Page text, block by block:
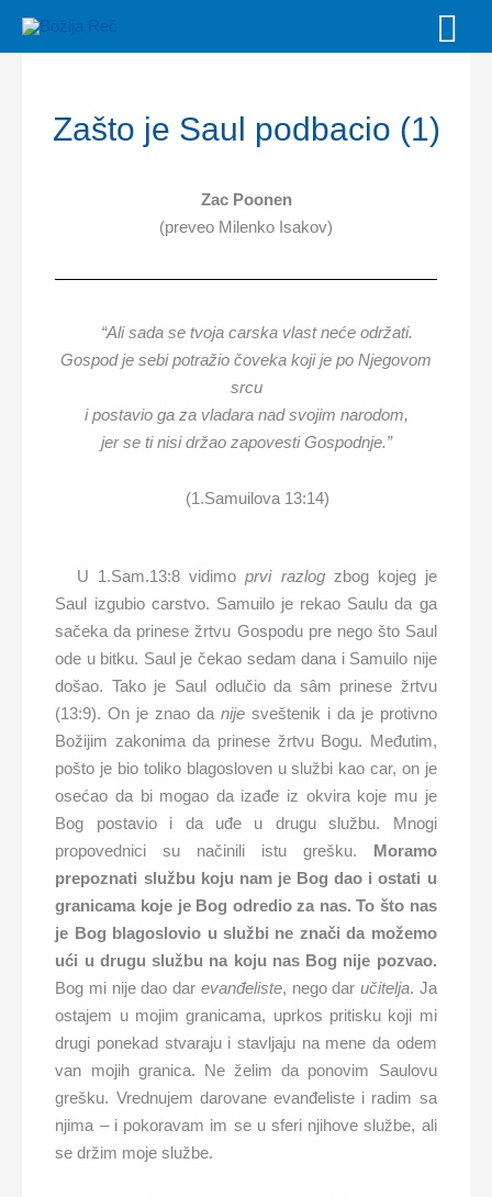
Zašto je Saul podbacio (1)
Zac Poonen
(preveo Milenko Isakov)
“Ali sada se tvoja carska vlast neće održati.
Gospod je sebi potražio čoveka koji je po Njegovom
srcu
i postavio ga za vladara nad svojim narodom,
jer se ti nisi držao zapovesti Gospodnje.”
(1.Samuilova 13:14)
U 1.Sam.13:8 vidimoprvi razlog zbog kojeg je
Saul izgubio carstvo. Samuilo je rekao Saulu da ga
sačeka da prinese žrtvu Gospodu pre nego što Saul
ode u bitku. Saul je čekao sedam dana i Samuilo nije
došao. Tako je Saul odlučio da sâm prinese žrtvu
(13:9). On je znao da nije sveštenik i da je protivno
Božijim zakonima da prinese žrtvu Bogu. Međutim,
pošto je bio toliko blagosloven u službi kao car, on je
osećao da bi mogao da izađe iz okvira koje mu je
Bog postavio i da uđe u drugu službu. Mnogi
propovednici su načinili istu grešku. Moramo
prepoznati službu koju nam je Bog dao i ostati u
granicama koje je Bog odredio za nas. To što nas
je Bog blagoslovio u službi ne znači da možemo
ući u drugu službu na koju nas Bog nije pozvao.
Bog mi nije dao dar evanđeliste, nego dar učitelja. Ja
ostajem u mojim granicama, uprkos pritisku koji mi
drugi ponekad stvaraju i stavljaju na mene da odem
van mojih granica. Ne želim da ponovim Saulovu
grešku. Vrednujem darovane evanđeliste i radim sa
njima – i pokoravam im se u sferi njihove službe, ali
se držim moje službe.